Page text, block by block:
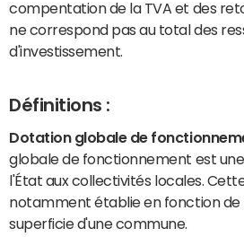
compentation de la TVA et des
ne correspond pas au total des
d'investissement.
Définitions :
Dotation globale de
globale de fonctionnement est
l'État aux collectivités locales.
notamment établie en fonction de
superficie d'une commune.